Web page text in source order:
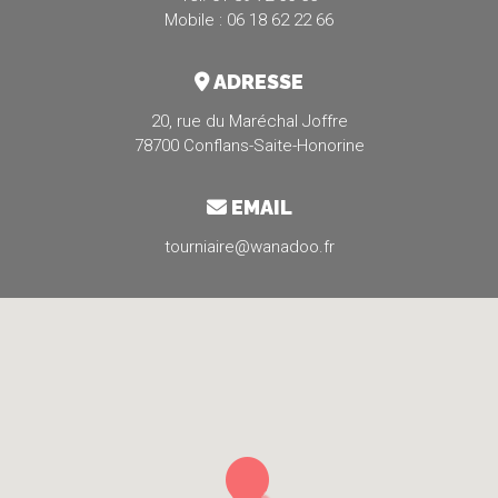
Mobile : 06 18 62 22 66
ADRESSE
20, rue du Maréchal Joffre
78700 Conflans-Saite-Honorine
EMAIL
tourniaire@wanadoo.fr